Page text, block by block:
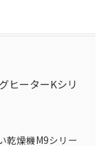
ヒーターKシリ
乾燥機M9シリー